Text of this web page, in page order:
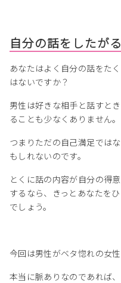
自分の話をしたがる
あなたはよく自分の話をた
はないですか？
男性は好きな相手と話すと
ることも少なくありません。
つまりただの自己満足では
もしれないのです。
とくに話の内容が自分の得
するなら、きっとあなたを
でしょう。
今回は男性がベタ惚れの女
本当に脈ありなのであれば